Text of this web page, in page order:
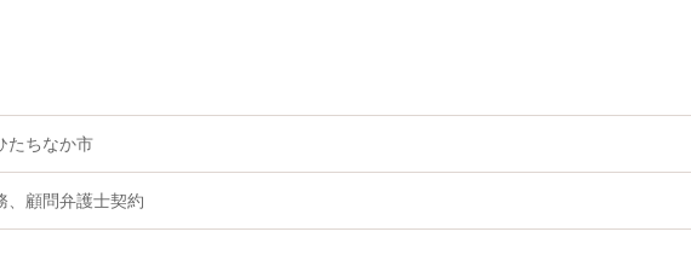
たちなか市
、顧問弁護士契約